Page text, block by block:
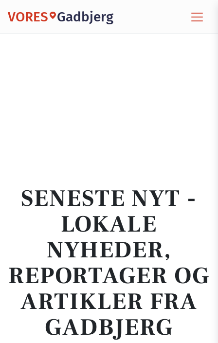
VORES Gadbjerg
SENESTE NYT -
LOKALE
NYHEDER,
REPORTAGER OG
ARTIKLER FRA
GADBJERG